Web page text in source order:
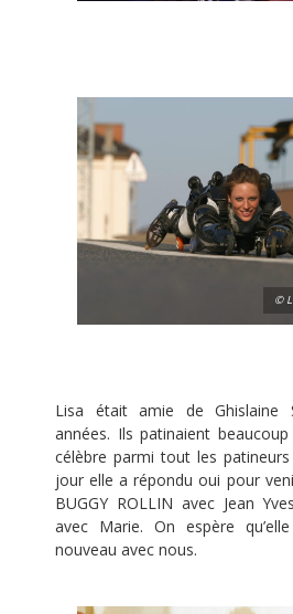
©
Lisa était amie de Ghislaine
années. Ils patinaient
célèbre parmi tout les
jour elle a répondu oui pour
BUGGY ROLLIN avec Jean
avec Marie. On espère
nouveau avec nous.